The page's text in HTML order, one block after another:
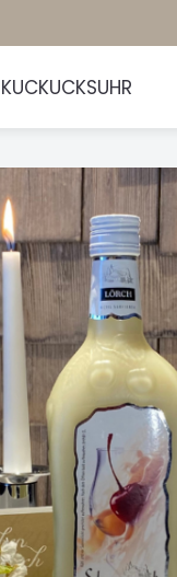
KUCKUCKSUHR